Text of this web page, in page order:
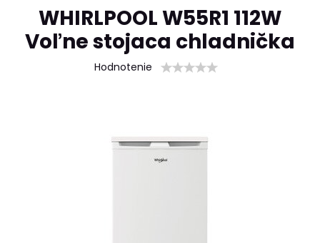
WHIRLPOOL W55R1 112W
Voľne stojaca chladnička
Hodnotenie